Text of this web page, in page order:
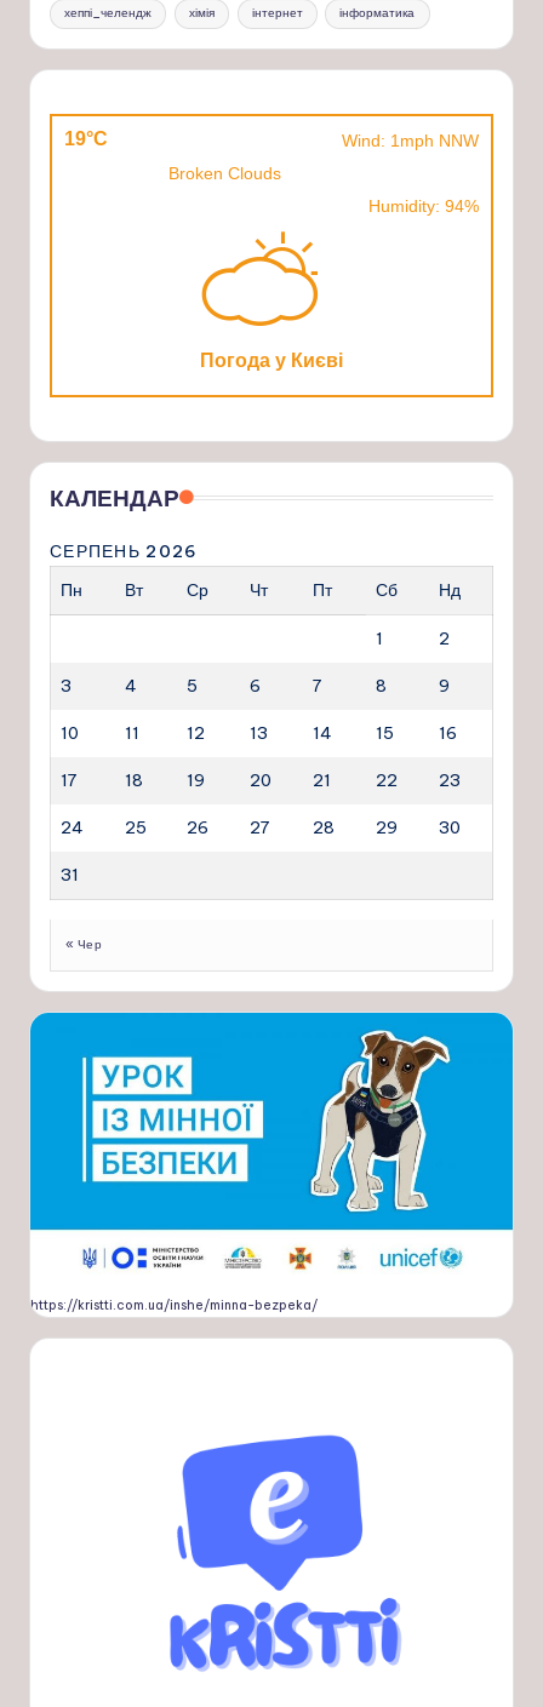
хеппі_челендж хімія інтернет інформатика
19°C
Wind: 1mph NNW
Broken Clouds
Humidity: 94%
Погода у Києві
КАЛЕНДАР
СЕРПЕНЬ 2026
Пн
Вт Ср Чт Пт Сб Нд
1 2
3 4 5 6 7 8 9
10 11 12 13 14 15 16
17 18 19 20 21 22 23
24 25 26 27 28 29 30
31
« Чер
https://kristti.com.ua/inshe/minna-bezpeka/